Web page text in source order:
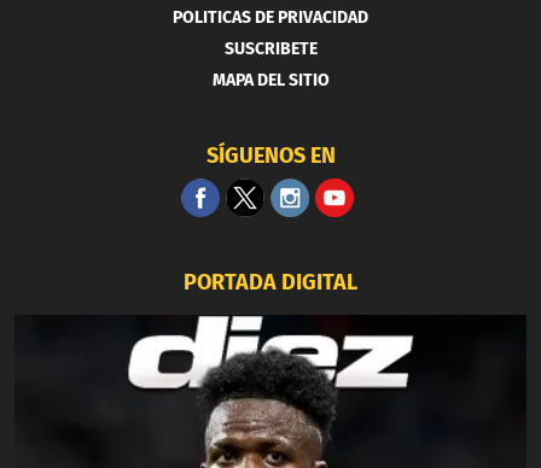
POLITICAS DE PRIVACIDAD
SUSCRIBETE
MAPA DEL SITIO
SÍGUENOS EN
PORTADA DIGITAL